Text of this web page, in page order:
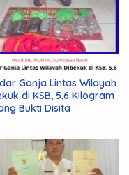
Ganja Lintas Wilayah
di KSB, 5,6 Kilogram
Bukti Disita